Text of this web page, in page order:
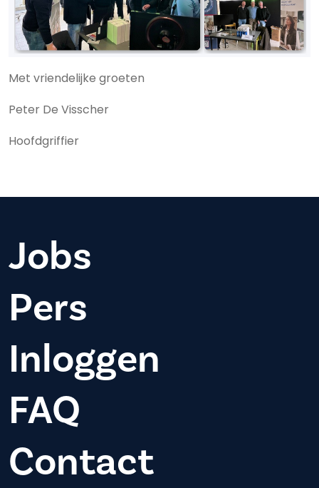
Met vriendelijke groeten
Peter De Visscher
Hoofdgriffier
Jobs
Pers
Inloggen
FAQ
Contact